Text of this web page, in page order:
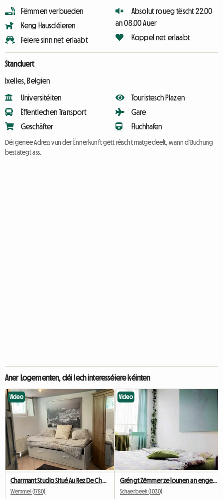
Fëmmen verbueden
Keng Hausdéieren
Feiere sinn net erlaabt
Absolut roueg tëscht 22.00
an 08.00 Auer
Koppel net erlaabt
Standuert
Ixelles, Belgien
Universitéiten
Ëffentlechen Transport
Geschäfter
Touristesch Plazen
Gare
Fluchhafen
Déi genee Adress vun der Ënnerkunft gëtt réischt matgedeelt, wann d'Buchung
bestätegt ass.
Aner Logementen, déi Iech interesséiere kéinten
Video
Charmant Studio Situé Au Rez De Chaussée
Wemmel (1780)
Video
Gréngt Zëmmer ze lounen an engem Haus zu Bréissel
Schaerbeek (1030)